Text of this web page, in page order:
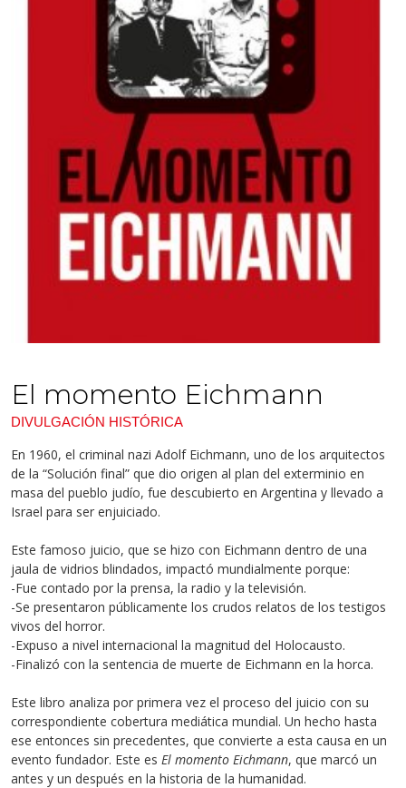
El momento Eichmann
DIVULGACIÓN HISTÓRICA
En 1960, el criminal nazi Adolf Eichmann, uno de los arquitectos
de la “Solución final” que dio origen al plan del exterminio en
masa del pueblo judío, fue descubierto en Argentina y llevado a
Israel para ser enjuiciado.
Este famoso juicio, que se hizo con Eichmann dentro de una
jaula de vidrios blindados, impactó mundialmente porque:
-Fue contado por la prensa, la radio y la televisión.
-Se presentaron públicamente los crudos relatos de los testigos
vivos del horror.
-Expuso a nivel internacional la magnitud del Holocausto.
-Finalizó con la sentencia de muerte de Eichmann en la horca.
Este libro analiza por primera vez el proceso del juicio con su
correspondiente cobertura mediática mundial. Un hecho hasta
ese entonces sin precedentes, que convierte a esta causa en un
evento fundador. Este es El momento Eichmann, que marcó un
antes y un después en la historia de la humanidad.